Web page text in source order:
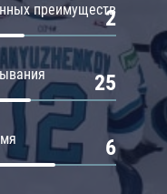
преимуществ
2
25
6